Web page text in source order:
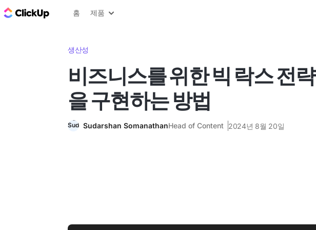
ClickUp 블로그
홈 제품
생산성
비즈니스를 위한 빅 락스 전략
을 구현하는 방법
Sudarshan SomanathanHead of Content 2024년 8월 20일